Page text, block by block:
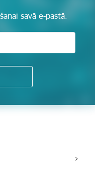
savā e-pastā.